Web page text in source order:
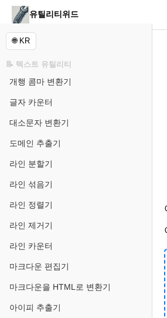
유틸리티위드
🌐 KR
📝 텍스트 유틸리티
개행 콤마 변환기
글자 카운터
대소문자 변환기
도메인 추출기
라인 분할기
라인 섞음기
라인 정렬기
라인 제거기
라인 카운터
마크다운 편집기
마크다운을 HTML로 변환기
아이피 추출기